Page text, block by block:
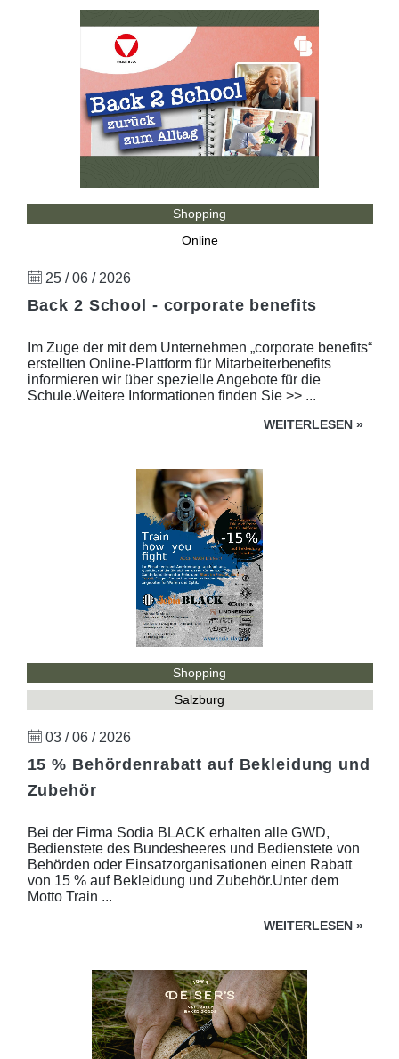
Shopping
Online
25 / 06 / 2026
Back 2 School - corporate benefits
Im Zuge der mit dem Unternehmen „corporate benefits“
erstellten Online-Plattform für Mitarbeiterbenefits
informieren wir über spezielle Angebote für die
Schule.Weitere Informationen finden Sie >> ...
WEITERLESEN »
Shopping
Salzburg
03 / 06 / 2026
15 % Behördenrabatt auf Bekleidung und
Zubehör
Bei der Firma Sodia BLACK erhalten alle GWD,
Bedienstete des Bundesheeres und Bedienstete von
Behörden oder Einsatzorganisationen einen Rabatt
von 15 % auf Bekleidung und Zubehör.Unter dem
Motto Train ...
WEITERLESEN »